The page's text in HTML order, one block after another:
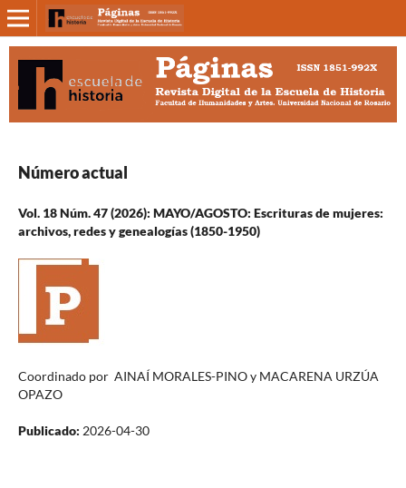
Número actual
Vol. 18 Núm. 47 (2026): MAYO/AGOSTO: Escrituras de mujeres:
archivos, redes y genealogías (1850-1950)
Coordinado por AINAÍ MORALES-PINO y MACARENA URZÚA
OPAZO
Publicado: 2026-04-30